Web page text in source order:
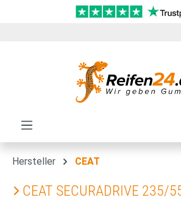
Zum Hauptinhalt springen
Hersteller CEAT
CEAT SECURADRIVE 235/